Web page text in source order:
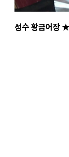
성수 황금어장